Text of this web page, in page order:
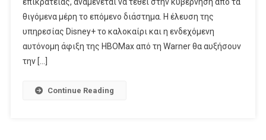
Η
Ελεύθερη
TV
θιγόμενα μέρη το επόμενο διάστημα. Η έλευση της
υπηρεσίας Disney+ το καλοκαίρι και η ενδεχόμενη
αυτόνομη άφιξη της HBOMax από τη Warner θα αυξήσουν
την […]
Continue Reading